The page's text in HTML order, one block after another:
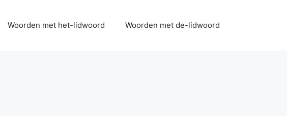
Woorden met het-lidwoord Woorden met de-lidwoord